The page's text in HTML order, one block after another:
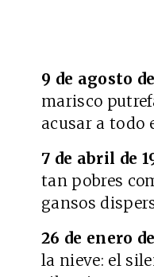
9 de agosto
marisco
acusar a todo
7 de abril de
tan pobres
gansos
26 de enero
la nieve: el